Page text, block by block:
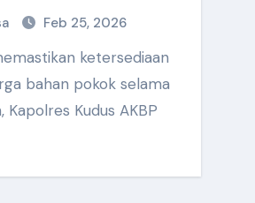
Feb 25, 2026
bahan pokok selama
Kapolres Kudus AKBP